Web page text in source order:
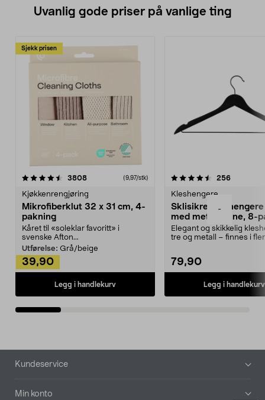
-
Uvanlig gode priser på vanlige ting
Sjekk prisen
3808anmeldelser(9,97/stk)
Kjøkkenrengjøring
Mikrofiberklut 32 x 31 cm, 4-
pakning
Kåret til «soleklar favoritt» i
svenske Afton...
Utførelse: Grå/beige
39,90
Legg i handlekurv
4.5av 5 stjerner 256
Kleshengere
Sklisikre
med metallpinne, 8-
Elegant og skikkelig
tre og metall – finnes i
79,90
Legg i handlekurv
4.5av 5 stjerner
Bunntekst
Kundeservice
Min konto